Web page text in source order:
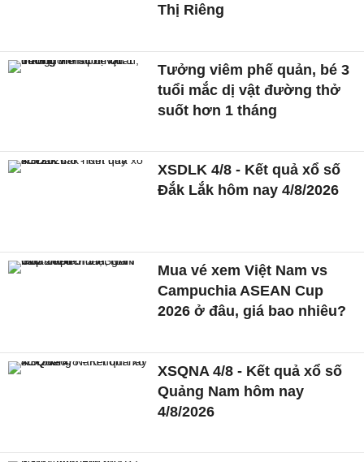
Thị Riêng
Tưởng viêm phế quản, bé 3
tuổi mắc dị vật đường thở
suốt hơn 1 tháng
XSDLK 4/8 - Kết quả xổ số
Đắk Lắk hôm nay 4/8/2026
Mua vé xem Việt Nam vs
Campuchia ASEAN Cup
2026 ở đâu, giá bao nhiêu?
XSQNA 4/8 - Kết quả xổ số
Quảng Nam hôm nay
4/8/2026